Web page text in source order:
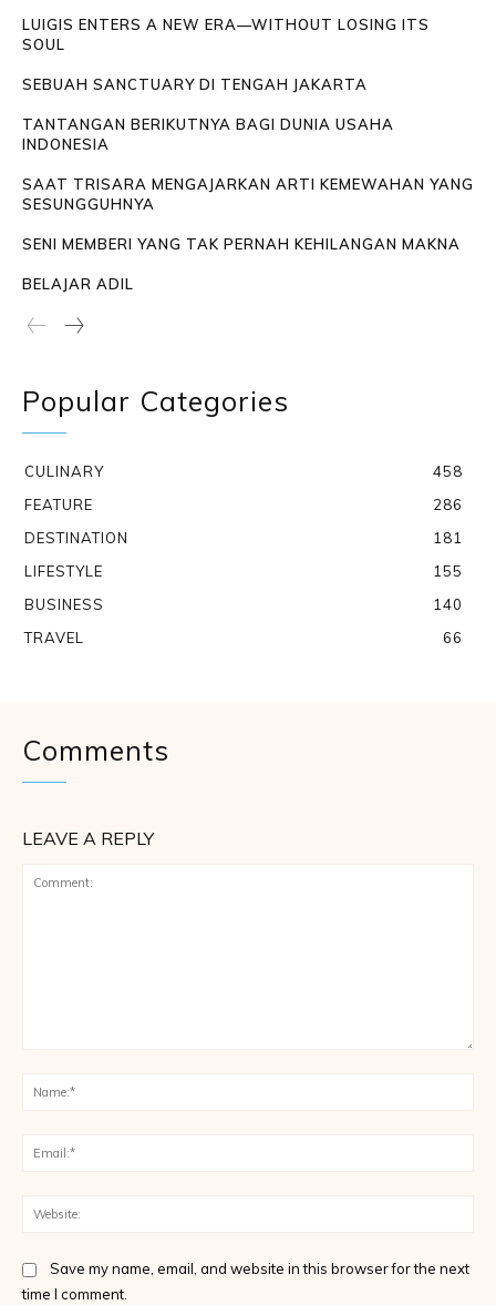
LUIGIS ENTERS A NEW ERA—WITHOUT LOSING ITS
SOUL
SEBUAH SANCTUARY DI TENGAH JAKARTA
TANTANGAN BERIKUTNYA BAGI DUNIA USAHA
INDONESIA
SAAT TRISARA MENGAJARKAN ARTI KEMEWAHAN YANG
SESUNGGUHNYA
SENI MEMBERI YANG TAK PERNAH KEHILANGAN MAKNA
BELAJAR ADIL
Popular Categories
CULINARY
458
FEATURE
286
DESTINATION
181
LIFESTYLE
155
BUSINESS
140
TRAVEL
66
Comments
LEAVE A REPLY
Save my name, email, and website in this browser for the next
time I comment.